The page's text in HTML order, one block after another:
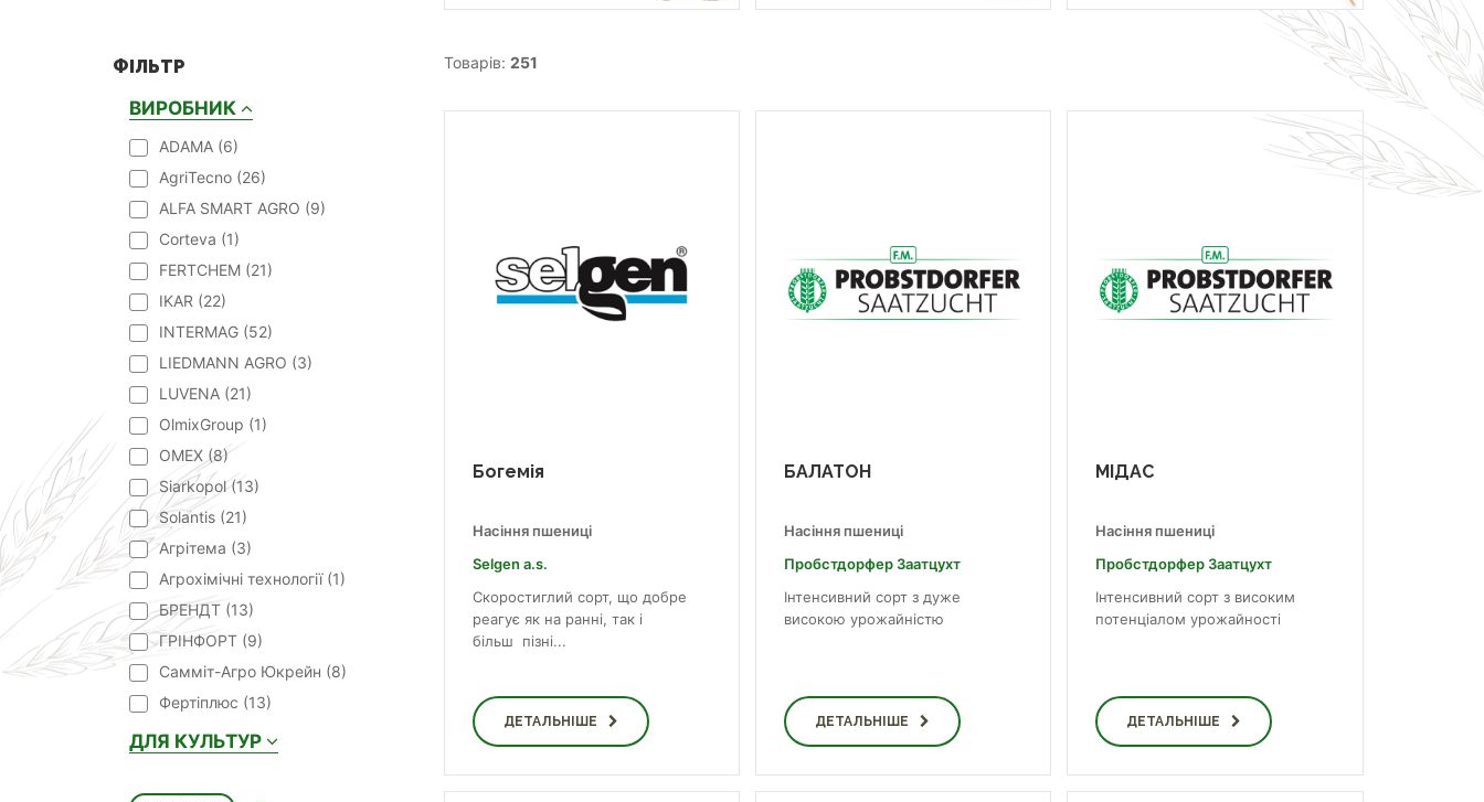
ФІЛЬТР
ВИРОБНИК
ADAMA (6)
AgriTecno (26)
ALFA SMART AGRO (9)
Corteva (1)
FERTCHEM (21)
IKAR (22)
INTERMAG (52)
LIEDMANN AGRO (3)
LUVENA (21)
OlmixGroup (1)
OMEX (8)
Siarkopol (13)
Solantis (21)
Агрітема (3)
Агрохімічні технології (1)
БРЕНДТ (13)
ГРІНФОРТ (9)
Самміт-Агро Юкрейн (8)
Фертіплюс (13)
ДЛЯ КУЛЬТУР
Товарів: 251
Богемія
Насіння пшениці
Selgen a.s.
Скоростиглий сорт, що добре
реагує як на ранні, так і
більш пізні...
ДЕТАЛЬНІШЕ
БАЛАТОН
Насіння пшениці
Пробст­дор­фер За­ат­цухт
Інтенсивний сорт з дуже
високою урожайністю
ДЕТАЛЬНІШЕ
МІДАС
Насіння пшениці
Пробст­дор­фер За­ат­цухт
Інтенсивний сорт з високим
потенціалом урожайності
ДЕТАЛЬНІШЕ